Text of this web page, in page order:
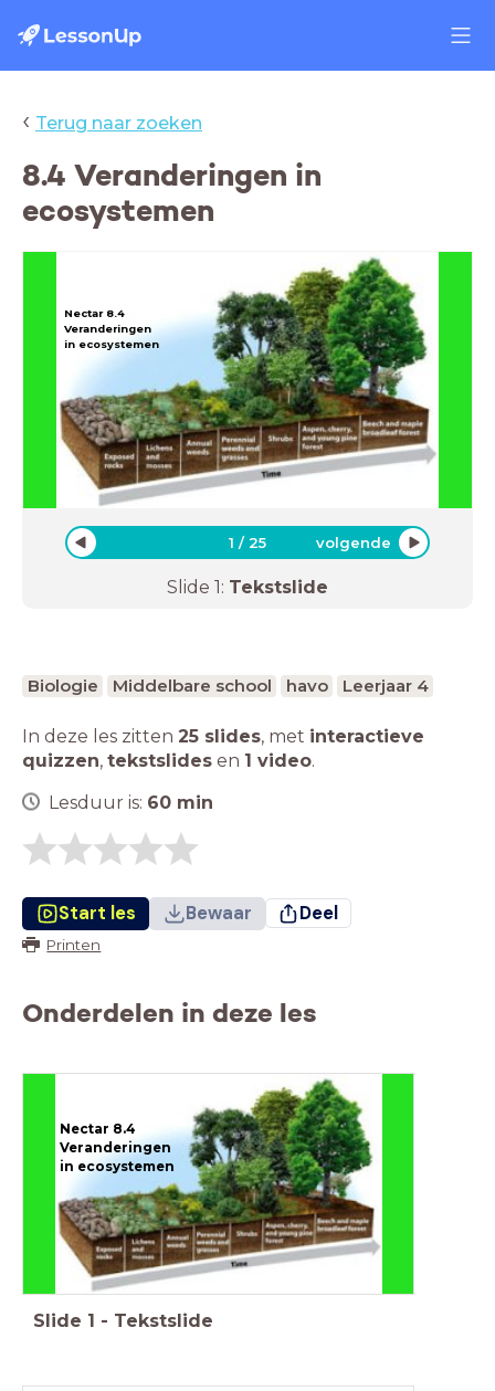
‹ Terug naar zoeken
8.4 Veranderingen in
ecosystemen
Nectar 8.4
Veranderingen
in ecosystemen
1 /25 volgende
Slide 1: Tekstslide
Biologie Middelbare school havo Leerjaar 4
In deze les zitten 25 slides, met interactieve
quizzen, tekstslides en 1 video.
Lesduur is: 60 min
Start les Bewaar Deel
Printen
Onderdelen in deze les
Nectar 8.4
Veranderingen
in ecosystemen
Slide 1 - Tekstslide